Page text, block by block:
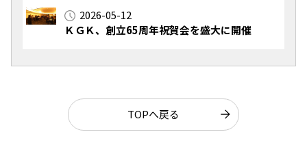
2026-05-12
ＫＧＫ、創立65周年祝賀会を盛大に開催
TOPへ戻る